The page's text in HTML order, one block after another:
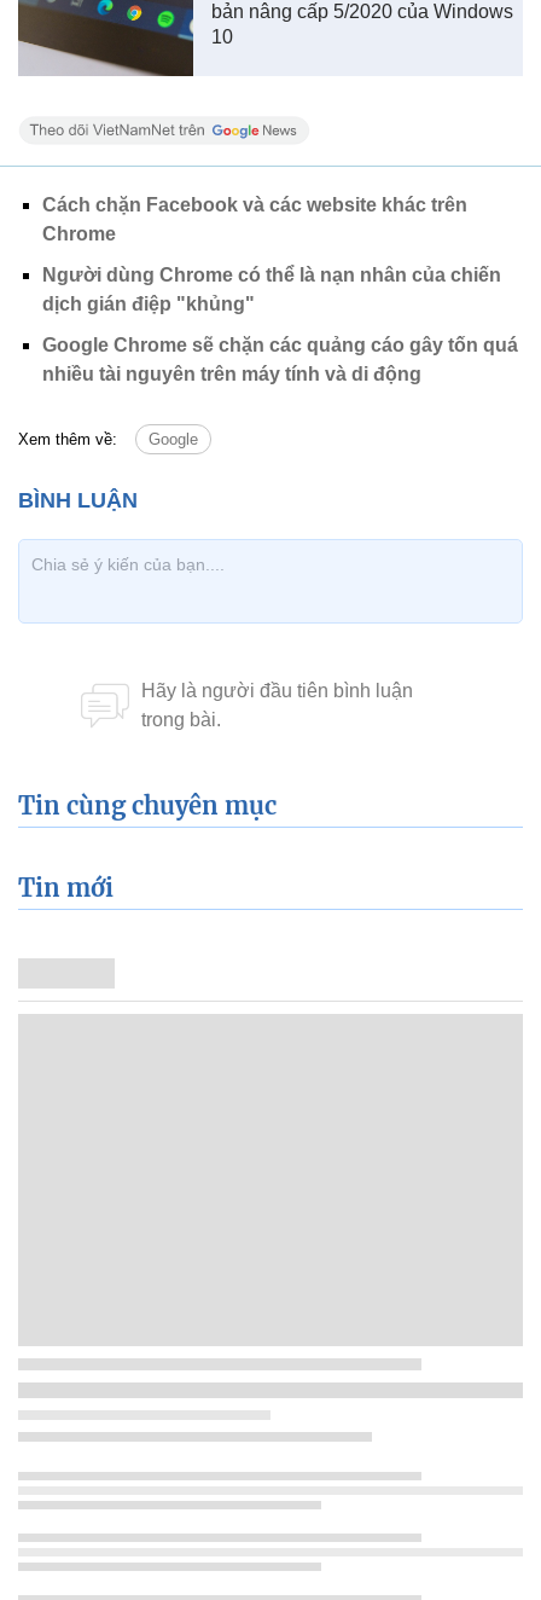
bản nâng cấp 5/2020 của Windows
10
Cách chặn Facebook và các website khác trên
Chrome
Người dùng Chrome có thể là nạn nhân của chiến
dịch gián điệp "khủng"
Google Chrome sẽ chặn các quảng cáo gây tốn quá
nhiều tài nguyên trên máy tính và di động
Xem thêm về: Google
Tin cùng chuyên mục
Tin mới